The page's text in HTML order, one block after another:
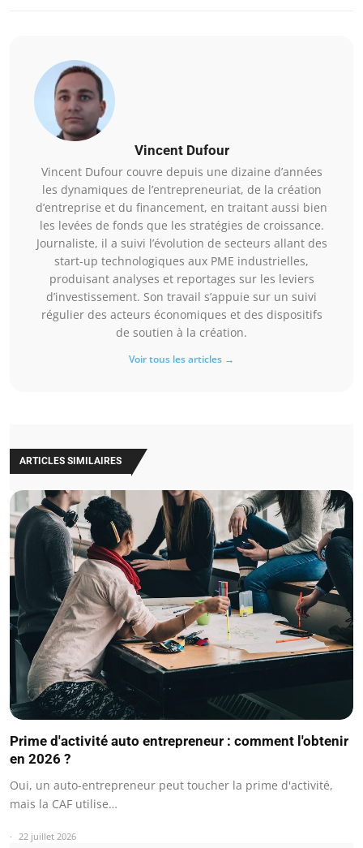
Vincent Dufour
Vincent Dufour couvre depuis une dizaine d’années
les dynamiques de l’entrepreneuriat, de la création
d’entreprise et du financement, en traitant aussi bien
les levées de fonds que les stratégies de croissance.
Journaliste, il a suivi l’évolution de secteurs allant des
start-up technologiques aux PME industrielles,
produisant analyses et reportages sur les leviers
d’investissement. Son travail s’appuie sur un suivi
régulier des acteurs économiques et des dispositifs
de soutien à la création.
Voir tous les articles →
ARTICLES SIMILAIRES
Prime d'activité auto entrepreneur : comment l'obtenir
en 2026 ?
Oui, un auto-entrepreneur peut toucher la prime d'activité,
mais la CAF utilise…
22 juillet 2026